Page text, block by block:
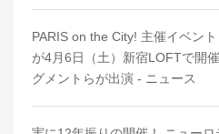
PARIS on the City! 主催イベン
が4月6日（土）新宿LOFTで開
グメントらが出演 - ニュース